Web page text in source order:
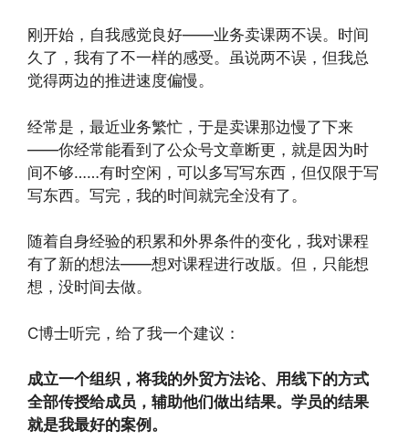
刚开始，自我感觉良好——业务卖课两不误。时间
久了，我有了不一样的感受。虽说两不误，但我总
觉得两边的推进速度偏慢。
经常是，最近业务繁忙，于是卖课那边慢了下来
——你经常能看到了公众号文章断更，就是因为时
间不够……有时空闲，可以多写写东西，但仅限于写
写东西。写完，我的时间就完全没有了。
随着自身经验的积累和外界条件的变化，我对课程
有了新的想法——想对课程进行改版。但，只能想
想，没时间去做。
C博士听完，给了我一个建议：
成立一个组织，将我的外贸方法论、用线下的方式
全部传授给成员，辅助他们做出结果。学员的结果
就是我最好的案例。